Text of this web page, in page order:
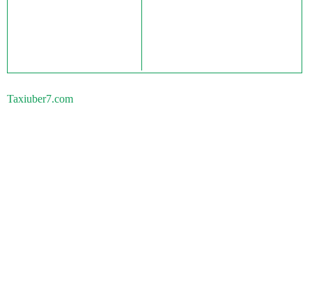
Taxiuber7.com